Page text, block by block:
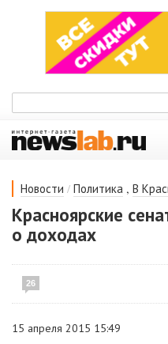
Новости / Политика , В
Красноярские
о доходах
26
15 апреля 2015 15:49